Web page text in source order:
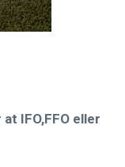
IFO,FFO eller